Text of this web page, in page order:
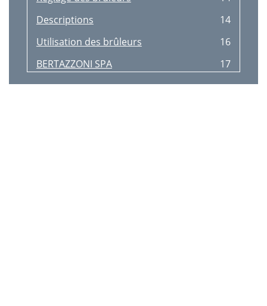
Descriptions
14
Utilisation des brûleurs
16
BERTAZZONI SPA
17
Fig.15
20